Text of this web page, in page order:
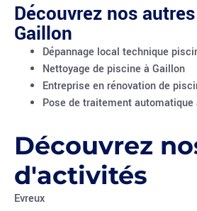
Découvrez nos
Gaillon
Dépannage local technique
Nettoyage de piscine à Gaillon
Entreprise en rénovation de
Pose de traitement automatique
Découvrez
d'activités
Evreux